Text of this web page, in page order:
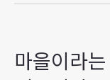
마을이라